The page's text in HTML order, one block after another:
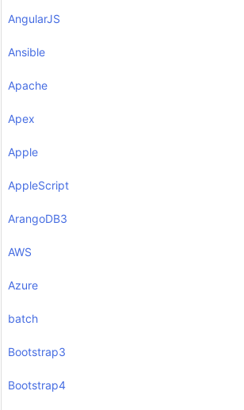
AngularJS
Ansible
Apache
Apex
Apple
AppleScript
ArangoDB3
AWS
Azure
batch
Bootstrap3
Bootstrap4